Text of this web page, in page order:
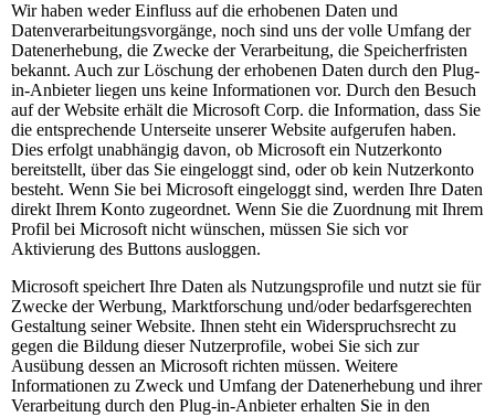
Wir haben weder Einfluss auf die erhobenen Daten und
Datenverarbeitungsvorgänge, noch sind uns der volle Umfang der
Datenerhebung, die Zwecke der Verarbeitung, die Speicherfristen
bekannt. Auch zur Löschung der erhobenen Daten durch den Plug-
in-Anbieter liegen uns keine Informationen vor. Durch den Besuch
auf der Website erhält die Microsoft Corp. die Information, dass Sie
die entsprechende Unterseite unserer Website aufgerufen haben.
Dies erfolgt unabhängig davon, ob Microsoft ein Nutzerkonto
bereitstellt, über das Sie eingeloggt sind, oder ob kein Nutzerkonto
besteht. Wenn Sie bei Microsoft eingeloggt sind, werden Ihre Daten
direkt Ihrem Konto zugeordnet. Wenn Sie die Zuordnung mit Ihrem
Profil bei Microsoft nicht wünschen, müssen Sie sich vor
Aktivierung des Buttons ausloggen.
Microsoft speichert Ihre Daten als Nutzungsprofile und nutzt sie für
Zwecke der Werbung, Marktforschung und/oder bedarfsgerechten
Gestaltung seiner Website. Ihnen steht ein Widerspruchsrecht zu
gegen die Bildung dieser Nutzerprofile, wobei Sie sich zur
Ausübung dessen an Microsoft richten müssen. Weitere
Informationen zu Zweck und Umfang der Datenerhebung und ihrer
Verarbeitung durch den Plug-in-Anbieter erhalten Sie in den